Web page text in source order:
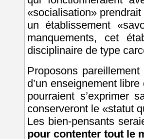
«socialisation»
un établissement
manquements, cet
disciplinaire de type
Proposons
d’un enseignement
pourraient s’exprimer
conserveront le «statut
Les bien-pensants
pour contenter tout le